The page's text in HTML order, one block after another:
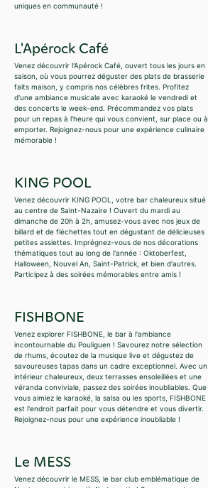
uniques en communauté !
L'Apérock Café
Venez découvrir l'Apérock Café, ouvert tous les jours en
saison, où vous pourrez déguster des plats de brasserie
faits maison, y compris nos célèbres frites. Profitez
d'une ambiance musicale avec karaoké le vendredi et
des concerts le week-end. Précommandez vos plats
pour un repas à l'heure qui vous convient, sur place ou à
emporter. Rejoignez-nous pour une expérience culinaire
mémorable !
KING POOL
Venez découvrir KING POOL, votre bar chaleureux situé
au centre de Saint-Nazaire ! Ouvert du mardi au
dimanche de 20h à 2h, amusez-vous avec nos jeux de
billard et de fléchettes tout en dégustant de délicieuses
petites assiettes. Imprégnez-vous de nos décorations
thématiques tout au long de l'année : Oktoberfest,
Halloween, Nouvel An, Saint-Patrick, et bien d'autres.
Participez à des soirées mémorables entre amis !
FISHBONE
Venez explorer FISHBONE, le bar à l'ambiance
incontournable du Pouliguen ! Savourez notre sélection
de rhums, écoutez de la musique live et dégustez de
savoureuses tapas dans un cadre exceptionnel. Avec un
intérieur chaleureux, deux terrasses ensoleillées et une
véranda conviviale, passez des soirées inoubliables. Que
vous aimiez le karaoké, la salsa ou les sports, FISHBONE
est l'endroit parfait pour vous détendre et vous divertir.
Rejoignez-nous pour une expérience inoubliable !
Le MESS
Venez découvrir le MESS, le bar club emblématique de